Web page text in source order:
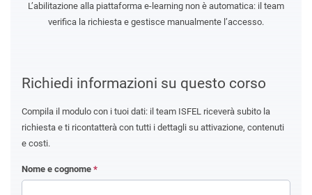
Richiedi informazioni su questo corso
Compila il modulo con i tuoi dati: il team ISFEL riceverà subito la
richiesta e ti ricontatterà con tutti i dettagli su attivazione, contenuti
e costi.
Nome e cognome *
L’abilitazione alla piattaforma e-learning non è automatica: il team
verifica la richiesta e gestisce manualmente l’accesso.